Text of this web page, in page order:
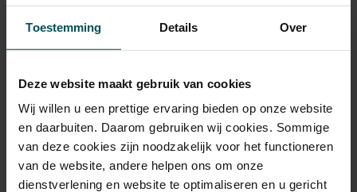
Toestemming Details Over
Deze website maakt gebruik van cookies
Wij willen u een prettige ervaring bieden op onze website
en daarbuiten. Daarom gebruiken wij cookies. Sommige
van deze cookies zijn noodzakelijk voor het functioneren
van de website, andere helpen ons om onze
dienstverlening en website te optimaliseren en u gericht
11.30-12.30 uur workshop
12.30-13.00 uur koffie/thee
Tijdschema middagsessies:
13.50 uur deuren open
14.00-14.30 uur koffie/thee
14.30-15.30 uur workshop
15.30-16.00 uur koffie/thee
Drankjes zijn bij de prijs inbegrepen. Ben je jonger dan 30
jaar? Eventuele sprintkaarten zijn 4 uur van tevoren via de
Prijzen zijn exclusief transactiekosten: € 5 per bestelling. Wilt
u rolstoelplaatsen bestellen? Mail naar
kassa@concertgebouw.nl of bel de Concertgebouwlijn op